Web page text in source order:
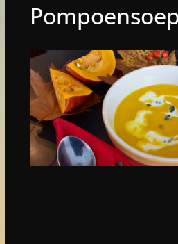
Pompoensoep